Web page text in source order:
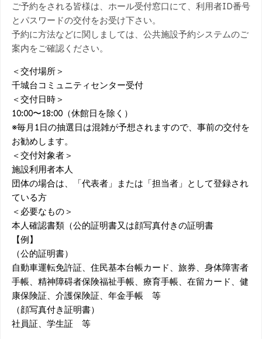
ご予約をされる皆様は、ホール受付窓口にて、利用者ID番号
とパスワードの交付をお受け下さい。
予約に方法などに関しましては、公共施設予約システムのご
案内をご確認ください。
＜交付場所＞
千城台コミュニティセンター受付
＜交付日時＞
10:00〜18:00（休館日を除く）
※毎月1日の抽選日は混雑が予想されますので、事前の交付を
お勧めします。
＜交付対象者＞
施設利用者本人
団体の場合は、「代表者」または「担当者」として登録され
ている方
＜必要なもの＞
本人確認書類（公的証明書又は顔写真付きの証明書
【例】
（公的証明書）
自動車運転免許証、住民基本台帳カード、旅券、身体障害者
手帳、精神障碍者保険福祉手帳、療育手帳、在留カード、健
康保険証、介護保険証、年金手帳 等
（顔写真付き証明書）
社員証、学生証 等